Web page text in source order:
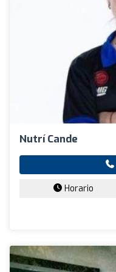
Nutrí Cande
Horario